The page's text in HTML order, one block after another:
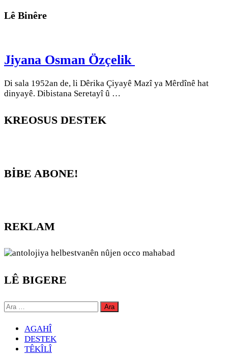
Lê Binêre
Jiyana Osman Özçelik
Di sala 1952an de, li Dêrika Çiyayê Mazî ya Mêrdînê hat
dinyayê. Dibistana Seretayî û …
KREOSUS DESTEK
BİBE ABONE!
REKLAM
LÊ BIGERE
Arama:
AGAHÎ
DESTEK
TÊKÎLÎ